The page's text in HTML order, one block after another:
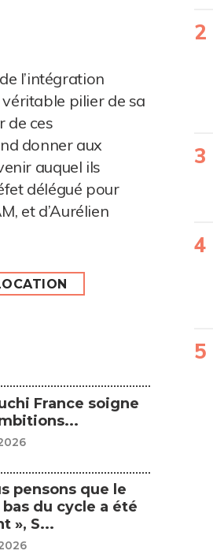
l’intégration
pilier de sa
de ces
donner aux
auquel ils
délégué pour
et d’Aurélien
France soigne
pensons que le
du cycle a été
», S...